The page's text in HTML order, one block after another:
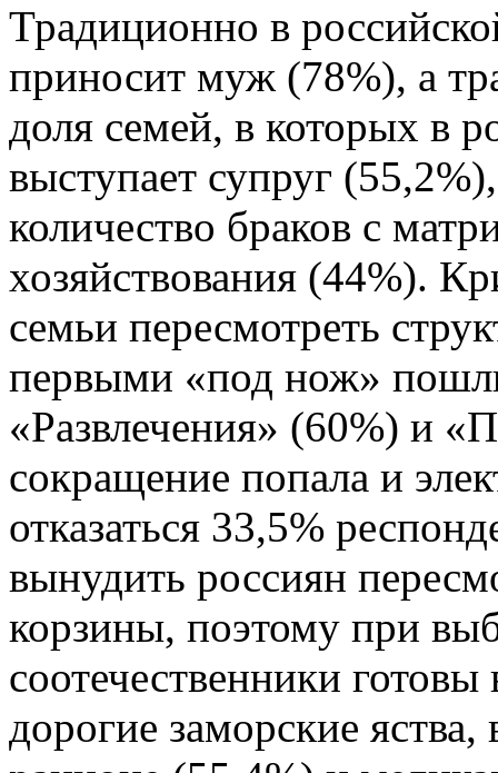
Традиционно в
приносит муж (78%), а
доля семей, в которых в
выступает супруг
количество браков с
хозяйствования (44%).
семьи пересмотреть
первыми «под нож»
«Развлечения» (60%) и
сокращение попала и
отказаться 33,5%
вынудить россиян
корзины, поэтому при
соотечественники
дорогие заморские